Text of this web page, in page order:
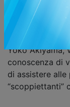
Siete pronti a
Il nuovo,
nato dal genio
Yoko Akiyama,
conoscenza di
di assistere
“scoppiettanti”